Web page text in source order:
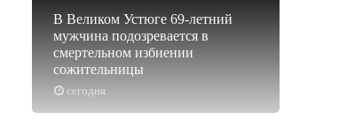
сегодня
В Великом Устюге 69-летний
мужчина подозревается в
смертельном избиении
сожительницы